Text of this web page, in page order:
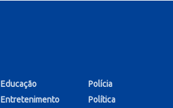
Educação
Entretenimento
Polícia
Política